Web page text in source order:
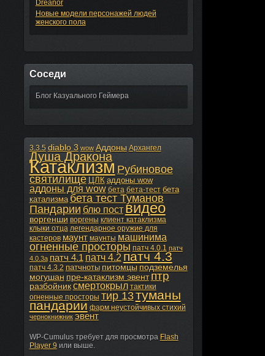
Dreanor
Новые модели персонажей людей
женского пола
Соседи
Блог Казуального Геймера
3.3.5 diablo 3 wow Аддоны Архангел
Душа Дракона
Катаклизм Рубиновое
святилище ЦЛК аддоны wow
аддоны для wow бета бета-тест бета
катализма бета тест Туманов
Пандарии блю поствидео
воргенши воргены клиент катаклизма
клыки отца легендарное оружие для
кастеров маунт маунты машинима
огненные просторы патч 4.0.1 патч
4.0.3а патч 4.1 патч 4.2 патч 4.3
патч 4.3.2 патчноты питомцыподземелья
могушан пре-катаклизм эвент птр
разбойник смертокрыл тактики
огненные просторы тир 13туманы
пандарии фарм неустойчивых стихий
чернокнижник эвент
WP-Cumulus требует для просмотра Flash
Player 9 или выше.